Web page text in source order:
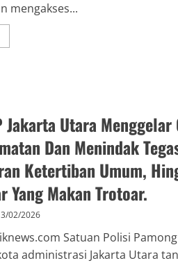
mengakses...
Jakarta Utara Menggelar
Dan Menindak
Ketertiban Umum,
Yang Makan Trotoar.
02/2026
Satuan Polisi
administrasi Jakarta Utara